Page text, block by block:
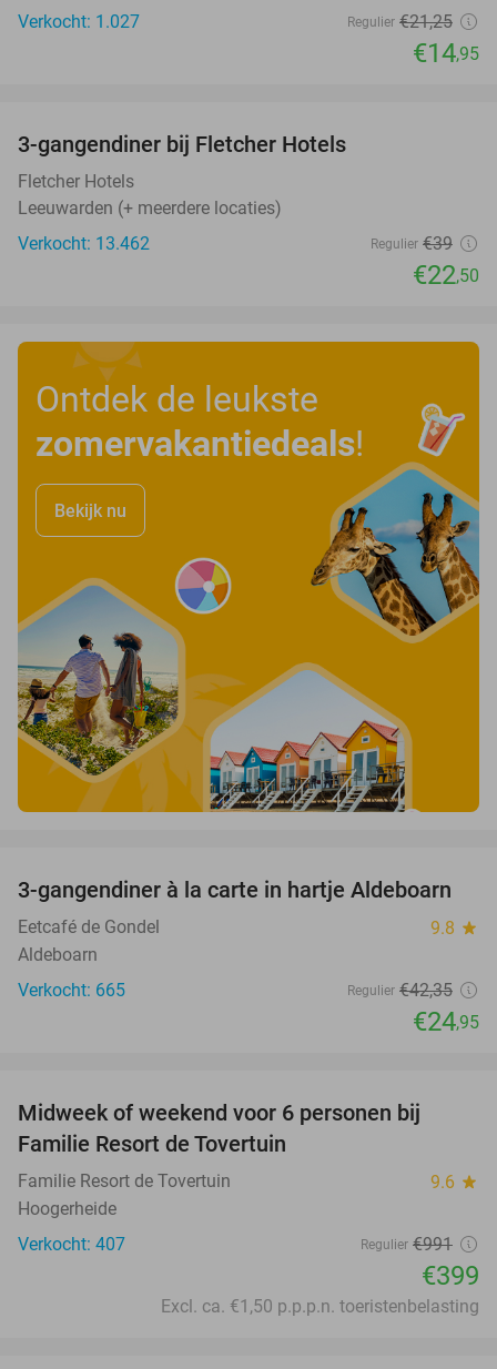
Verkocht: 1.027
Regulier €21,25
€14,95
3-gangendiner bij Fletcher Hotels
Fletcher Hotels
Leeuwarden (+ meerdere locaties)
Verkocht: 13.462
Regulier €39
€22,50
Ontdek de leukste
zomervakantiedeals!
Bekijk nu
41%
3-gangendiner à la carte in hartje Aldeboarn
Eetcafé de Gondel 9.8 star
Aldeboarn
Verkocht: 665
Regulier €42,35
€24,95
Midweek of weekend voor 6 personen bij
Familie Resort de Tovertuin
Familie Resort de Tovertuin 9.6 star
Hoogerheide
Verkocht: 407
Regulier €991
€399
Excl. ca. €1,50 p.p.p.n. toeristenbelasting